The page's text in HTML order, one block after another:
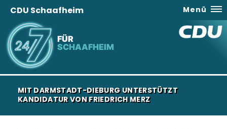
FÜR
SCHAAFHEIM
CDU Schaafheim Menü
MIT DARMSTADT-DIEBURG UNTERSTÜTZT
KANDIDATUR VON FRIEDRICH MERZ